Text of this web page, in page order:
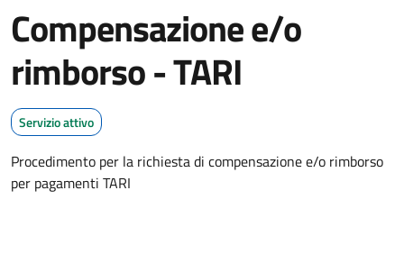
Compensazione e/o
rimborso - TARI
Servizio attivo
Procedimento per la richiesta di compensazione e/o rimborso
per pagamenti TARI